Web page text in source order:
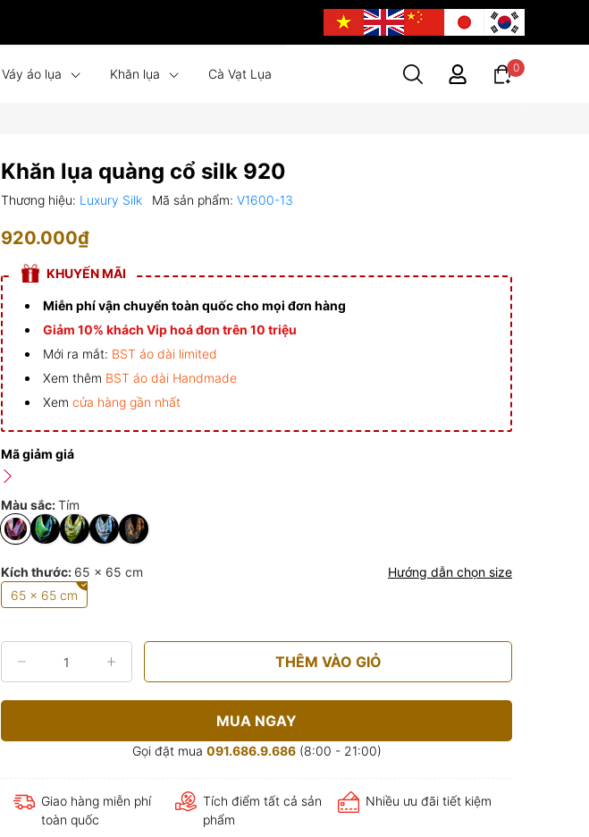
Váy áo lụa Khăn lụa Cà Vạt Lụa 0
Khăn lụa quàng cổ silk 920
Thương hiệu: Luxury Silk Mã sản phẩm: V1600-13
920.000₫
KHUYẾN MÃI
Miễn phí vận chuyển toàn quốc cho mọi đơn hàng
Giảm 10% khách Vip hoá đơn trên 10 triệu
Mới ra mắt: BST áo dài limited
Xem thêm BST áo dài Handmade
Xem cửa hàng gần nhất
Mã giảm giá
Màu sắc:Tím
Kích thước: 65 x 65 cm
Hướng dẫn chọn size
65 x 65 cm
THÊM VÀO GIỎ
MUA NGAY
Gọi đặt mua 091.686.9.686(8:00 - 21:00)
Giao hàng miễn phí
toàn quốc
Tích điểm tất cả sản
phẩm
Nhiều ưu đãi tiết kiệm